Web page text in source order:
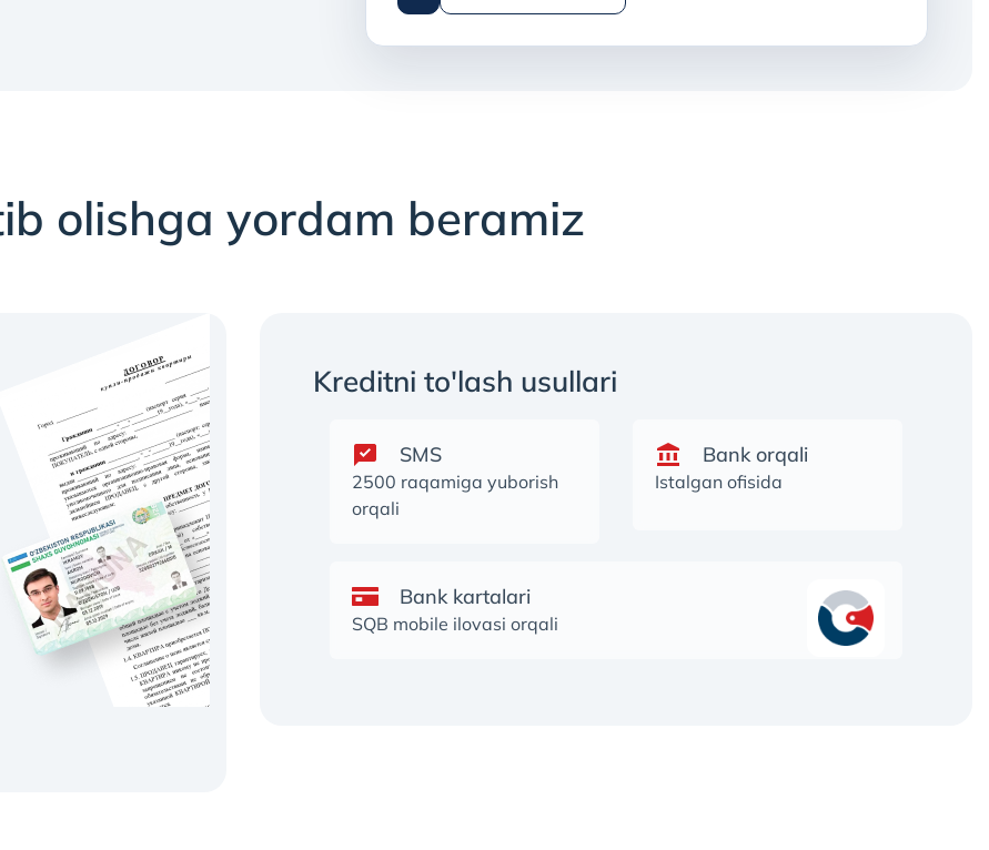
olishga yordam beramiz
Kreditni to'lash usullari
SMS
2500 raqamiga yuborish
orqali
Bank orqali
Istalgan ofisida
Bank kartalari
SQB mobile ilovasi orqali